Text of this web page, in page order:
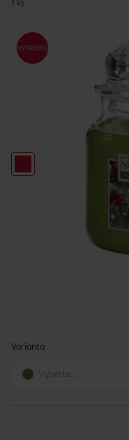
1 ks
Varianta
Vyberte…